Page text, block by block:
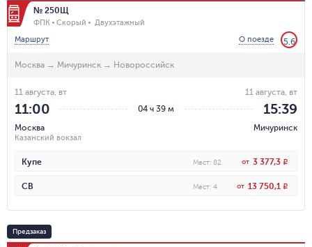
№ 250Щ
ФПК Скорый
Двухэтажный
Маршрут
О поезде 5.6
Москва → Мичуринск → Новороссийск
04 ч 39 м
11 августа, вт
11:00
Москва
Казанский вокзал
11 августа, вт
15:39
Мичуринск
Купе Мест: 82 от 3 377,3 R
СВ Мест: 4 от 13 750,1 R
Предзаказ